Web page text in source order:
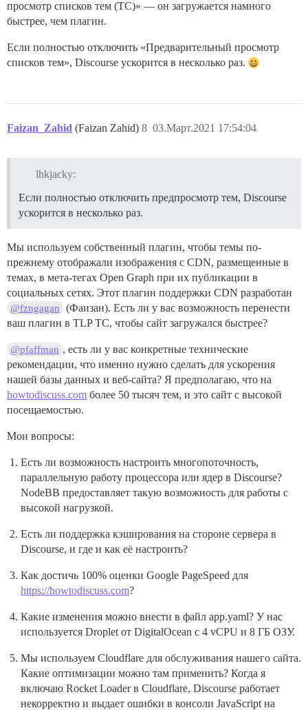
просмотр списков тем (TC)» — он загружается намного
быстрее, чем плагин.
Если полностью отключить «Предварительный просмотр
списков тем», Discourse ускорится в несколько раз.
Faizan_Zahid (Faizan Zahid) 03.Март.2021 17:54:04
8
lhkjacky:
Если полностью отключить предпросмотр тем, Discourse
ускорится в несколько раз.
Мы используем собственный плагин, чтобы темы по-
прежнему отображали изображения с CDN, размещенные в
темах, в мета-тегах Open Graph при их публикации в
социальных сетях. Этот плагин поддержки CDN разработан
@fzngagan
(Фаизан). Есть ли у вас возможность перенести
ваш плагин в TLP TC, чтобы сайт загружался быстрее?
@pfaffman , есть ли у вас конкретные технические
рекомендации, что именно нужно сделать для ускорения
нашей базы данных и веб-сайта? Я предполагаю, что на
howtodiscuss.com более 50 тысяч тем, и это сайт с высокой
посещаемостью.
Мои вопросы:
Есть ли возможность настроить многопоточность,
параллельную работу процессора или ядер в Discourse?
NodeBB предоставляет такую возможность для работы с
высокой нагрузкой.
Есть ли поддержка кэширования на стороне сервера в
Discourse, и где и как её настроить?
Как достичь 100% оценки Google PageSpeed для
https://howtodiscuss.com?
Какие изменения можно внести в файл app.yaml? У нас
используется Droplet от DigitalOcean с 4 vCPU и 8 ГБ ОЗУ.
Мы используем Cloudflare для обслуживания нашего сайта.
Какие оптимизации можно там применить? Когда я
включаю Rocket Loader в Cloudflare, Discourse работает
некорректно и выдает ошибки в консоли JavaScript на